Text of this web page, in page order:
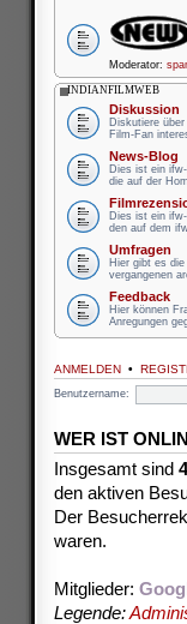
Moderator:
INDIANFILMWEB
Diskussion
Diskutiere
Film-Fan
News-Blog
Dies ist ein
die auf der
Dies ist ein
den auf dem
Umfragen
Hier gibt es
vergangenen
Feedback
Hier können
Anregungen
ANMELDEN •
Benutzername:
WER IST
Insgesamt sind
den aktiven
Der
waren.
Mitglieder:
Legende: